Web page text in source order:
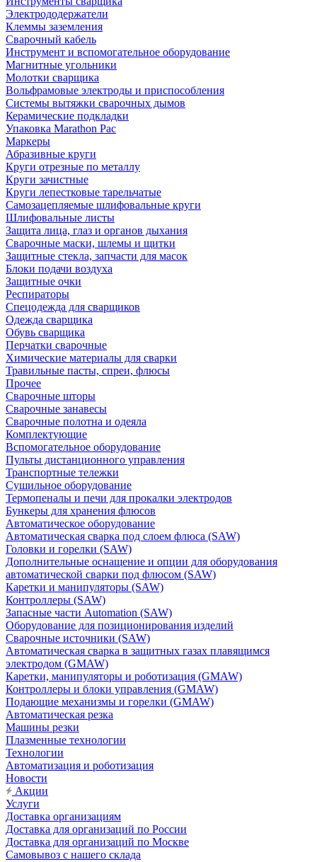
Электрододержатели
Клеммы заземления
Сварочный кабель
Инструмент и вспомогательное оборудование
Магнитные угольники
Молотки сварщика
Вольфрамовые электроды и приспособления
Системы вытяжки сварочных дымов
Керамические подкладки
Упаковка Marathon Pac
Маркеры
Абразивные круги
Круги отрезные по металлу
Круги зачистные
Круги лепестковые тарельчатые
Самозацепляемые шлифовальные круги
Шлифовальные листы
Защита лица, глаз и органов дыхания
Сварочные маски, шлемы и щитки
Защитные стекла, запчасти для масок
Блоки подачи воздуха
Защитные очки
Респираторы
Спецодежда для сварщиков
Одежда сварщика
Обувь сварщика
Перчатки сварочные
Химические материалы для сварки
Травильные пасты, спреи, флюсы
Прочее
Сварочные шторы
Сварочные занавесы
Сварочные полотна и одеяла
Комплектующие
Вспомогательное оборудование
Пульты дистанционного управления
Транспортные тележки
Сушильное оборудование
Термопеналы и печи для прокалки электродов
Бункеры для хранения флюсов
Автоматическое оборудование
Автоматическая сварка под слоем флюса (SAW)
Головки и горелки (SAW)
Дополнительные оснащение и опции для оборудования
автоматической сварки под флюсом (SAW)
Каретки и манипуляторы (SAW)
Контроллеры (SAW)
Запасные части Automation (SAW)
Оборудование для позиционирования изделий
Сварочные источники (SAW)
Автоматическая сварка в защитных газах плавящимся
электродом (GMAW)
Каретки, манипуляторы и роботизация (GMAW)
Контроллеры и блоки управления (GMAW)
Подающие механизмы и горелки (GMAW)
Автоматическая резка
Машины резки
Плазменные технологии
Технологии
Автоматизация и роботизация
Новости
Акции
Услуги
Доставка организациям
Доставка для организаций по России
Доставка для организаций по Москве
Самовывоз с нашего склада